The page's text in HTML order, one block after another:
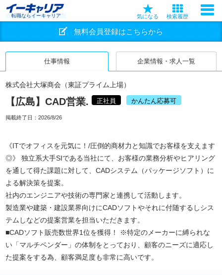
転職ならイーキャリア 気になる 検索履歴
無料会員登録はこちらから
仕事情報 企業情報・求人一覧
株式会社大塚商会（東証プライム上場）
【広島】CAD営業. 正社員 かんたん応募可
掲載終了日： 2026/8/26
《ITでオフィスを元気に！/圧倒的商材力と知識でお客様を支えます
◎》 独立系大手SIである当社にて、お客様の業務分析やヒアリング
を通して得た課題に対して、CADシステム（パッケージソフト）に
よる解決策を提案。
社内のエンジニアや技術の専門家と連携して活動します。
製造業や建築・建設業界向けにCADソフトやそれに付随するしシス
テムしなどの提案営業を担当いただきます。
■CADソフト販売数世界1位を獲得！ ※特定のメーカーに縛られな
い「マルチベンダー」の体制をとっており、顧客のニーズに適応し
た提案をする為、顧客満足度も非常に高いです。